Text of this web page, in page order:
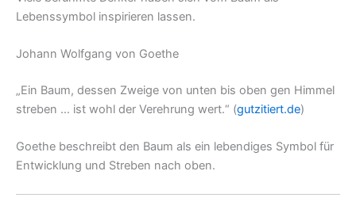
Lebenssymbol inspirieren lassen.
Johann Wolfgang von Goethe
„Ein Baum, dessen Zweige von unten bis oben gen Himmel
streben … ist wohl der Verehrung wert.“ (gutzitiert.de)
Goethe beschreibt den Baum als ein lebendiges Symbol für
Entwicklung und Streben nach oben.